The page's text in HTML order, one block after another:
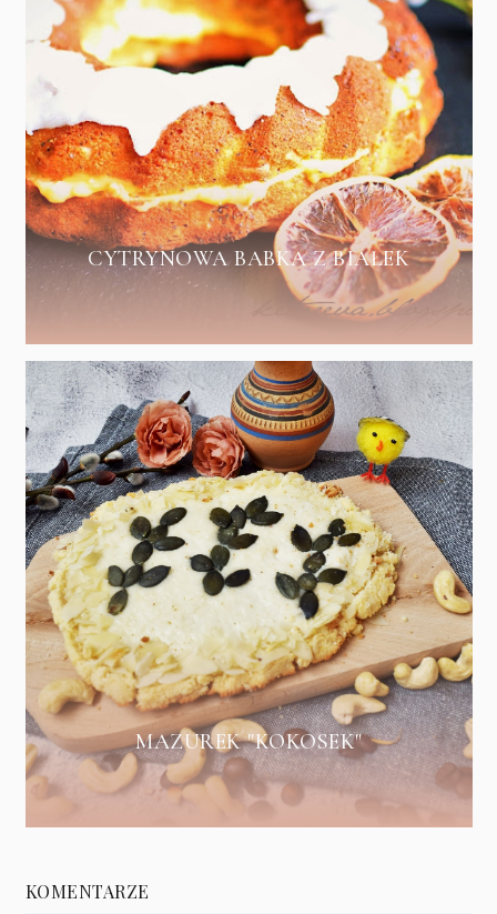
CYTRYNOWA BABKA Z BIAŁEK
MAZUREK "KOKOSEK"
KOMENTARZE